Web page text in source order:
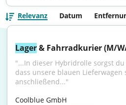
Relevanz Datum
Lager & Fahrradkurier (M/
"...In dieser Hybridrolle sorgst
dass unsere blauen
anschließend..."
Coolblue GmbH